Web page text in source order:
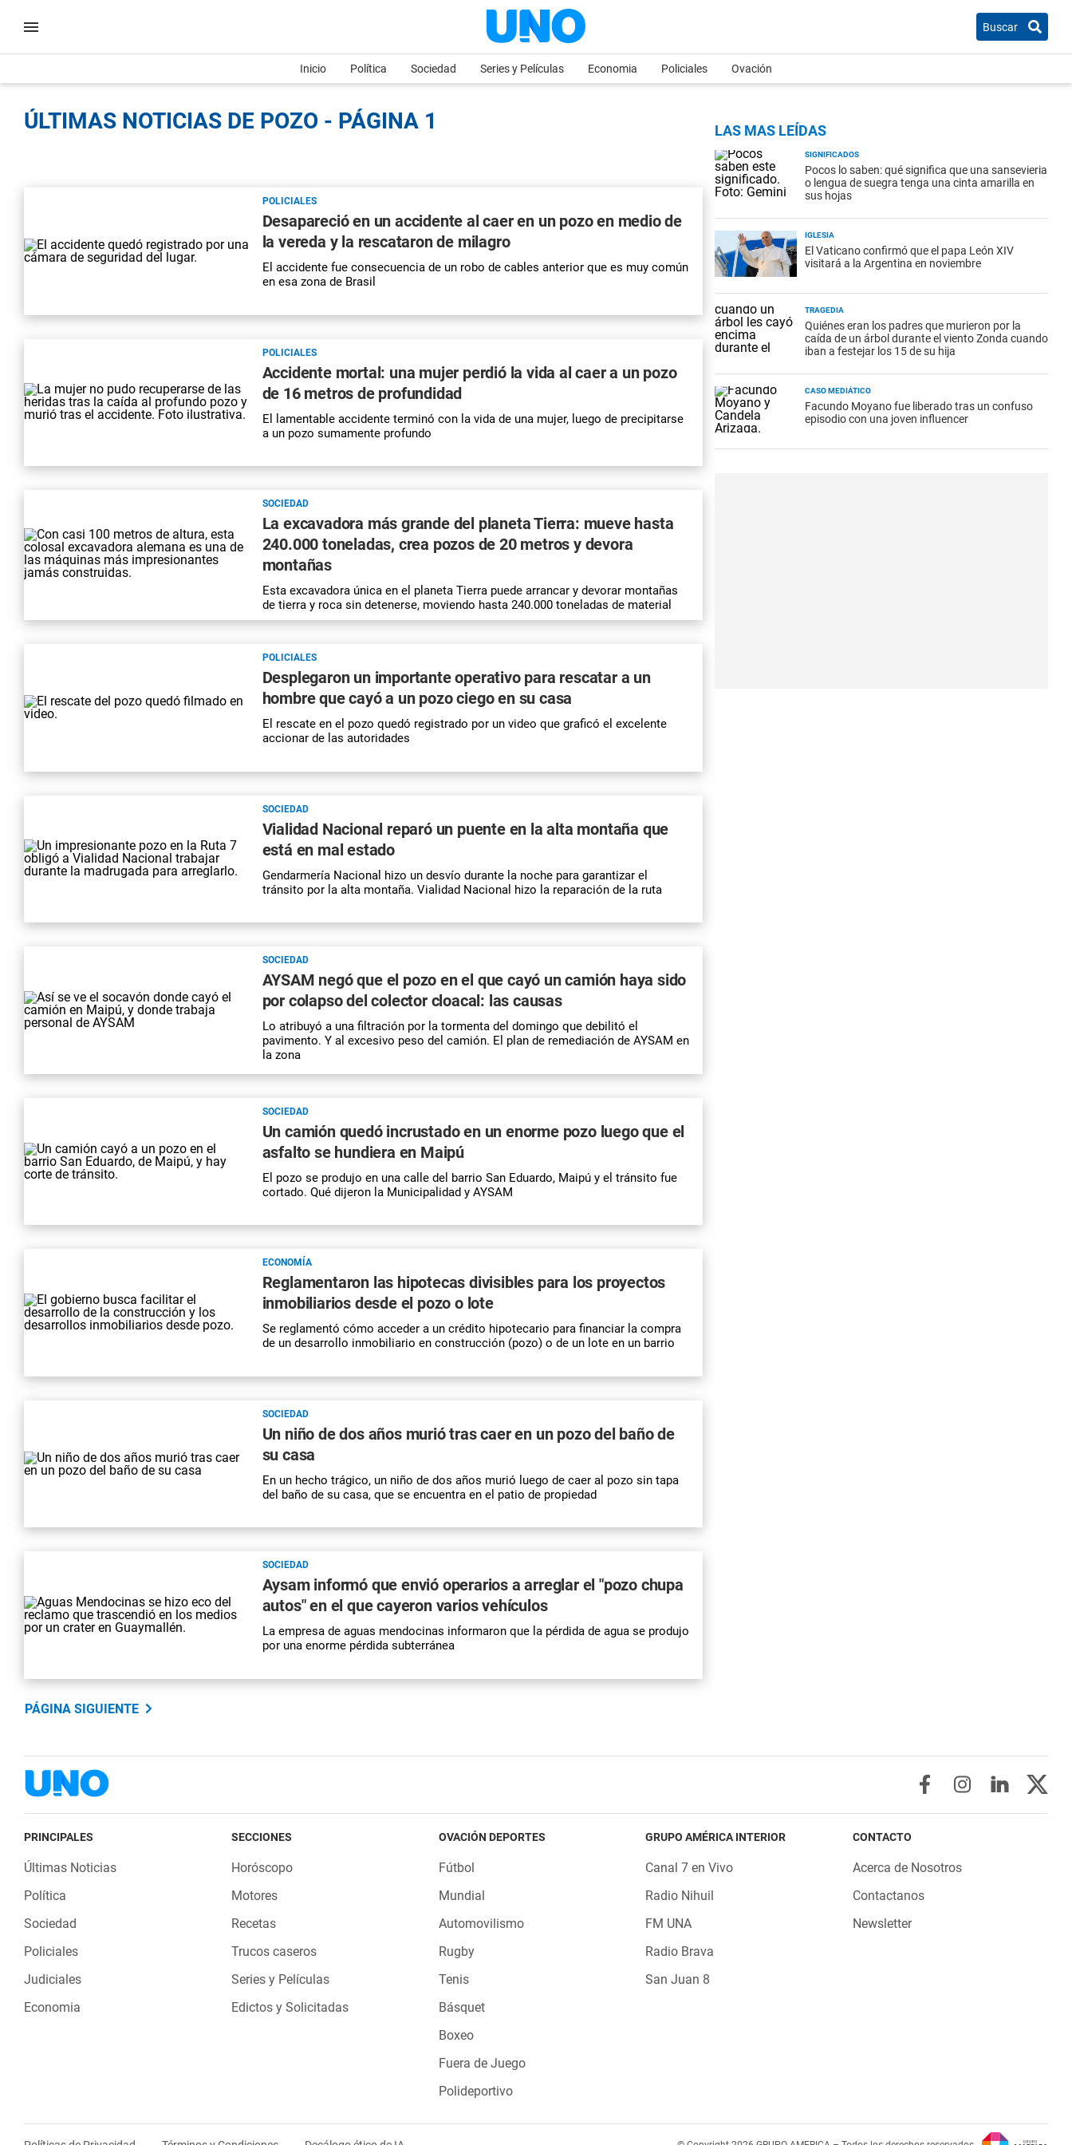
Buscar
Inicio Política Sociedad Series y Películas Economia Policiales Ovación
ÚLTIMAS NOTICIAS DE POZO - PÁGINA 1
POLICIALES
Desapareció en un accidente al caer en un pozo en medio de
la vereda y la rescataron de milagro
El accidente fue consecuencia de un robo de cables anterior que es muy común
en esa zona de Brasil
POLICIALES
Accidente mortal: una mujer perdió la vida al caer a un pozo
de 16 metros de profundidad
El lamentable accidente terminó con la vida de una mujer, luego de precipitarse
a un pozo sumamente profundo
SOCIEDAD
La excavadora más grande del planeta Tierra: mueve hasta
240.000 toneladas, crea pozos de 20 metros y devora
montañas
Esta excavadora única en el planeta Tierra puede arrancar y devorar montañas
de tierra y roca sin detenerse, moviendo hasta 240.000 toneladas de material
POLICIALES
Desplegaron un importante operativo para rescatar a un
hombre que cayó a un pozo ciego en su casa
El rescate en el pozo quedó registrado por un video que graficó el excelente
accionar de las autoridades
SOCIEDAD
Vialidad Nacional reparó un puente en la alta montaña que
está en mal estado
Gendarmería Nacional hizo un desvío durante la noche para garantizar el
tránsito por la alta montaña. Vialidad Nacional hizo la reparación de la ruta
SOCIEDAD
AYSAM negó que el pozo en el que cayó un camión haya sido
por colapso del colector cloacal: las causas
Lo atribuyó a una filtración por la tormenta del domingo que debilitó el
pavimento. Y al excesivo peso del camión. El plan de remediación de AYSAM en
la zona
SOCIEDAD
Un camión quedó incrustado en un enorme pozo luego que el
asfalto se hundiera en Maipú
El pozo se produjo en una calle del barrio San Eduardo, Maipú y el tránsito fue
cortado. Qué dijeron la Municipalidad y AYSAM
ECONOMÍA
Reglamentaron las hipotecas divisibles para los proyectos
inmobiliarios desde el pozo o lote
Se reglamentó cómo acceder a un crédito hipotecario para financiar la compra
de un desarrollo inmobiliario enconstrucción (pozo) o de un lote en un barrio
SOCIEDAD
Un niño de dos años murió tras caer en un pozo del baño de
su casa
En un hecho trágico, un niño de dos años murió luego de caer al pozo sin tapa
del baño de su casa, que se encuentra en el patio de propiedad
SOCIEDAD
Aysam informó que envió operarios a arreglar el "pozo chupa
autos" en el que cayeron varios vehículos
La empresa de aguas mendocinas informaron que la pérdida de agua se produjo
por una enorme pérdida subterránea
PÁGINA SIGUIENTE
LAS MAS LEÍDAS
SIGNIFICADOS
Pocos lo saben: qué significa que una sansevieria
o lengua de suegra tenga una cinta amarilla en
sus hojas
IGLESIA
El Vaticano confirmó que el papa León XIV
visitará a la Argentina en noviembre
TRAGEDIA
Quiénes eran los padres que murieron por la
caída de un árbol durante el viento Zonda cuando
iban a festejar los 15 de su hija
CASO MEDIÁTICO
Facundo Moyano fue liberado tras un confuso
episodio con una joven influencer
PRINCIPALES
Últimas Noticias
Política
Sociedad
Policiales
Judiciales
Economia
SECCIONES
Horóscopo
Motores
Recetas
Trucos caseros
Series y Películas
Edictos y Solicitadas
OVACIÓN DEPORTES
Fútbol
Mundial
Automovilismo
Rugby
Tenis
Básquet
Boxeo
Fuera de Juego
Polideportivo
GRUPO AMÉRICA INTERIOR
Canal 7 en Vivo
Radio Nihuil
FM UNA
Radio Brava
San Juan 8
CONTACTO
Acerca de Nosotros
Contactanos
Newsletter